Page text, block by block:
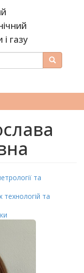
газу
Пошук
та
та